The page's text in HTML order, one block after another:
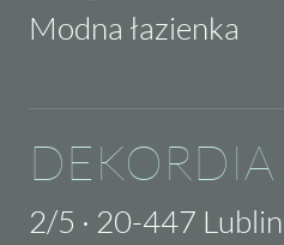
Modna łazienka
2/5 · 20-447 Lublin